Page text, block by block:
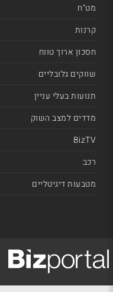
מט"ח
קרנות
חסכון ארוך טווח
שווקים גלובליים
תנועות בעלי עניין
מדדים למצב השוק
BizTV
רכב
מטבעות דיגיטליים